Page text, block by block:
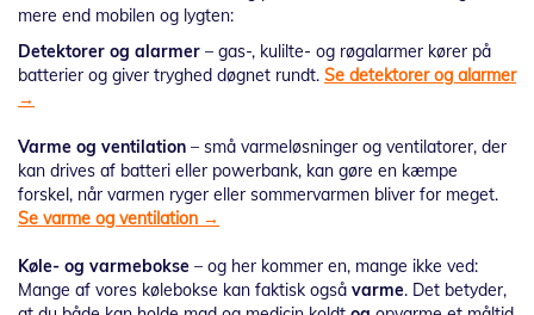
mere end mobilen og lygten:
Detektorer og alarmer – gas-, kulilte- og røgalarmer kører på
batterier og giver tryghed døgnet rundt. Se detektorer og alarmer
→
Varme og ventilation – små varmeløsninger og ventilatorer, der
kan drives af batteri eller powerbank, kan gøre en kæmpe
forskel, når varmen ryger eller sommervarmen bliver for meget.
Se varme og ventilation →
Køle- og varmebokse – og her kommer en, mange ikke ved:
Mange af vores kølebokse kan faktisk også varme. Det betyder,